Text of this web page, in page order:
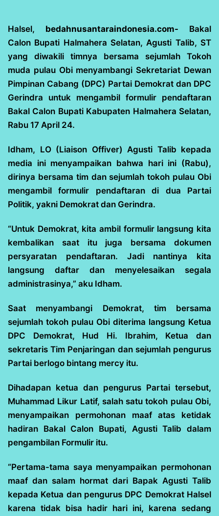
Halsel, bedahnusantaraindonesia.com- Bakal
Calon Bupati Halmahera Selatan, Agusti Talib, ST
yang diwakili timnya bersama sejumlah Tokoh
muda pulau Obi menyambangi Sekretariat Dewan
Pimpinan Cabang (DPC) Partai Demokrat dan DPC
Gerindra untuk mengambil formulir pendaftaran
Bakal Calon Bupati Kabupaten Halmahera Selatan,
Rabu 17 April 24.
Idham, LO (Liaison Offiver) Agusti Talib kepada
media ini menyampaikan bahwa hari ini (Rabu),
dirinya bersama tim dan sejumlah tokoh pulau Obi
mengambil formulir pendaftaran di dua Partai
Politik, yakni Demokrat dan Gerindra.
“Untuk Demokrat, kita ambil formulir langsung kita
kembalikan saat itu juga bersama dokumen
persyaratan pendaftaran. Jadi nantinya kita
langsung daftar dan menyelesaikan segala
administrasinya,” aku Idham.
Saat menyambangi Demokrat, tim bersama
sejumlah tokoh pulau Obi diterima langsung Ketua
DPC Demokrat, Hud Hi. Ibrahim, Ketua dan
sekretaris Tim Penjaringan dan sejumlah pengurus
Partai berlogo bintang mercy itu.
Dihadapan ketua dan pengurus Partai tersebut,
Muhammad Likur Latif, salah satu tokoh pulau Obi,
menyampaikan permohonan maaf atas ketidak
hadiran Bakal Calon Bupati, Agusti Talib dalam
pengambilan Formulir itu.
“Pertama-tama saya menyampaikan permohonan
maaf dan salam hormat dari Bapak Agusti Talib
kepada Ketua dan pengurus DPC Demokrat Halsel
karena tidak bisa hadir hari ini, karena sedang